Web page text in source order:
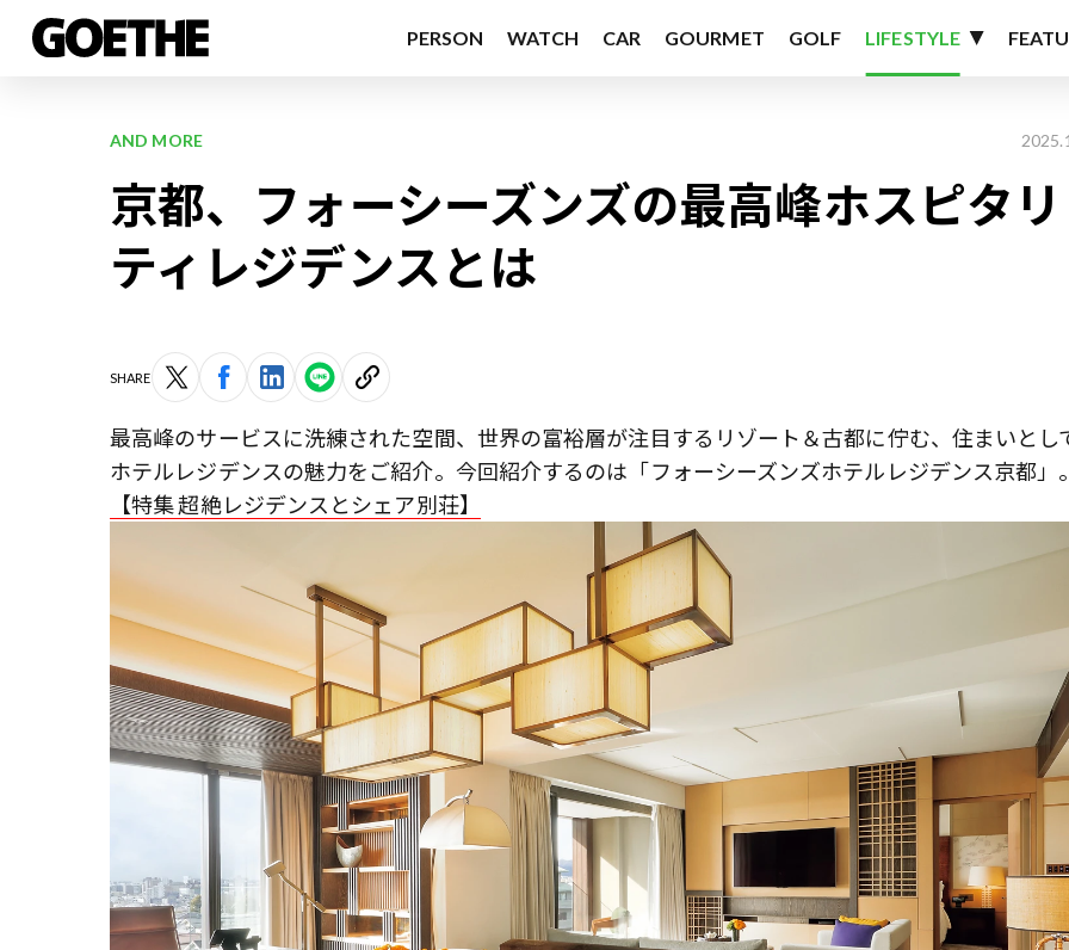
PERSON WATCH CAR GOURMET GOLF LIFESTYLE
AND MORE
京都、フォーシーズンズの最高峰ホスピタリ
ティレジデンスとは
SHARE
最高峰のサービスに洗練された空間、世界の富裕層が注目するリゾート＆古都に佇む、住まいとし
ホテルレジデンスの魅力をご紹介。今回紹介するのは「フォーシーズンズホテルレジデンス京都」。
【特集 超絶レジデンスとシェア別荘】